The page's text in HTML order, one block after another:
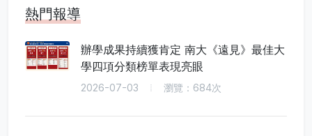
熱門報導
辦學成果持續獲肯定 南大《遠見》最佳大
學四項分類榜單表現亮眼
2026-07-03 瀏覽：684次